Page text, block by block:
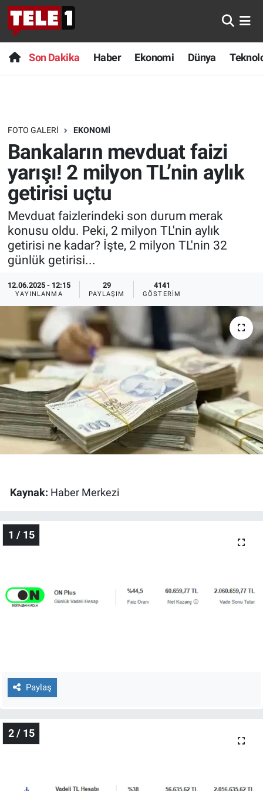
Son Dakika Haber Ekonomi Dünya
FOTO GALERI EKONOMI
Bankaların mevduat faizi
yarışı! 2 milyon TL’nin aylık
getirisi uçtu
Mevduat faizlerindeki son durum merak
konusu oldu. Peki, 2 milyon TL'nin aylık
getirisi ne kadar? İşte, 2 milyon TL'nin 32
günlük getirisi...
12.06.2025 - 12:15
YAYINLANMA
29
PAYLAŞIM
4141
GÖSTERIM
Kaynak: Haber Merkezi
1 / 15
Paylaş
2 / 15
Anında Manşet
Başka Sohbetler
Bilim turu
Bilim ve Teknoloji Evreni
Doğa Konuşuyor
Dünya
Ege Saati
Ege'den Esintiler
Eğitim
Eğlence
Ekonomi
Forum
Gerçeğin İzinde
Gün Bitiyor
Gün Ortası
Günün görüntüsü
Kimdir
Kültür Sanat
Son Dakika
Haber
Dünya
Teknoloji
Sağlık
Spor
Yayın Akışı
İletişim
Nöbetçi Eczaneler
Hava Durumu
Trafik Durumu
Süper Lig Puan Durumu ve Fikstür
Tüm Manşetler
Son Dakika Haberleri
Haber Arşivi